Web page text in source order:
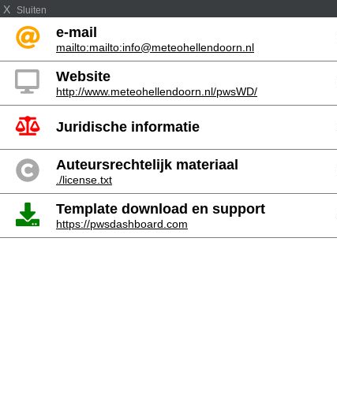
X Sluiten
e-mail
mailto:mailto:info@meteohellendoorn.nl
Website
http://www.meteohellendoorn.nl/pwsWD/
Juridische informatie
Auteursrechtelijk materiaal
./license.txt
Template download en support
https://pwsdashboard.com